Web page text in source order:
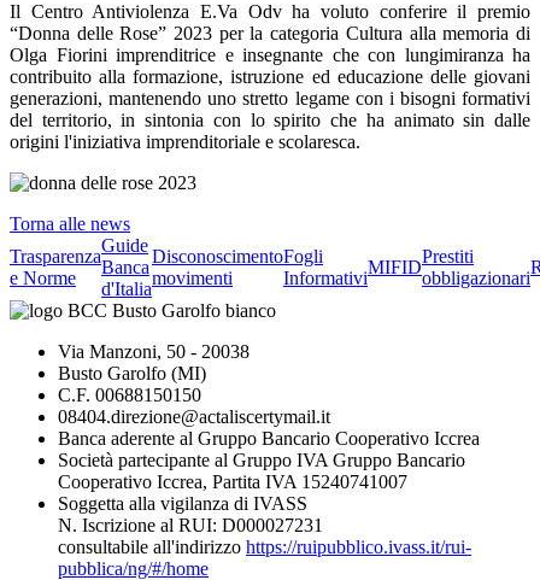
Il Centro Antiviolenza E.Va Odv ha voluto conferire il premio
“Donna delle Rose” 2023 per la categoria Cultura alla memoria di
Olga Fiorini imprenditrice e insegnante che con lungimiranza ha
contribuito alla formazione, istruzione ed educazione delle giovani
generazioni, mantenendo uno stretto legame con i bisogni formativi
del territorio, in sintonia con lo spirito che ha animato sin dalle
origini l'iniziativa imprenditoriale e scolaresca.
Torna alle news
Trasparenza
e Norme
Guide
Banca
d'Italia
Disconoscimento
movimenti
Fogli
Informativi
MIFID
Prestiti
obbligazionari
Via Manzoni, 50 - 20038
Busto Garolfo (MI)
C.F. 00688150150
08404.direzione@actaliscertymail.it
Banca aderente al Gruppo Bancario Cooperativo Iccrea
Società partecipante al Gruppo IVA Gruppo Bancario
Cooperativo Iccrea, Partita IVA 15240741007
Soggetta alla vigilanza di IVASS
N. Iscrizione al RUI: D000027231
consultabile all'indirizzo https://ruipubblico.ivass.it/rui-
pubblica/ng/#/home